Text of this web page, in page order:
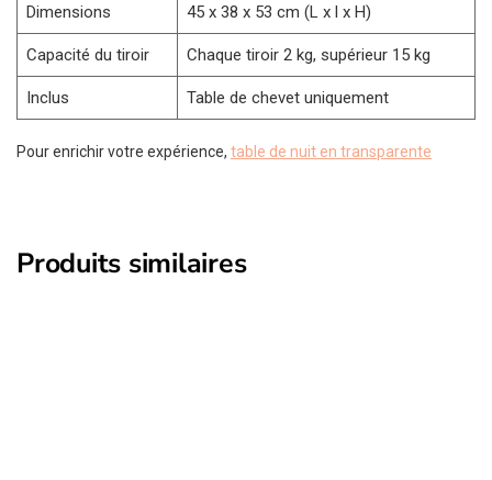
Dimensions 45 x 38 x 53 cm (L x l x H)
Capacité du tiroir Chaque tiroir 2 kg, supérieur 15 kg
Inclus Table de chevet uniquement
Pour enrichir votre expérience, table de nuit en transparente
Produits similaires